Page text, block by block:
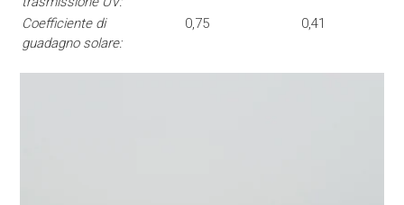
Coefficiente di
guadagno solare:
0,75 0,41